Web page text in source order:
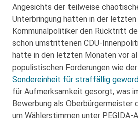
Angesichts der teilweise
Unterbringung hatten in der
Kommunalpolitiker den Rücktritt
schon umstrittenen CDU-
hatte in den letzten Monaten vor
populistischen Forderungen wie
Sondereinheit für straffällig
für Aufmerksamkeit gesorgt, was
Bewerbung als Oberbürgermeister
um Wählerstimmen unter PEGIDA-